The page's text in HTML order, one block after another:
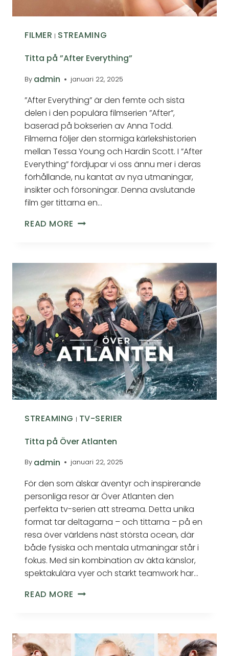
FILMER | STREAMING
Titta på ”After Everything”
By admin januari 22, 2025
”After Everything” är den femte och sista
delen i den populära filmserien ”After”,
baserad på bokserien av Anna Todd.
Filmerna följer den stormiga kärlekshistorien
mellan Tessa Young och Hardin Scott. I ”After
Everything” fördjupar vi oss ännu mer i deras
förhållande, nu kantat av nya utmaningar,
insikter och försoningar. Denna avslutande
film ger tittarna en…
READ MORE
STREAMING | TV-SERIER
Titta på Över Atlanten
By admin januari 22, 2025
För den som älskar äventyr och inspirerande
personliga resor är Över Atlanten den
perfekta tv-serien att streama. Detta unika
format tar deltagarna – och tittarna – på en
resa över världens näst största ocean, där
både fysiska och mentala utmaningar står i
fokus. Med sin kombination av äkta känslor,
spektakulära vyer och starkt teamwork har…
READ MORE